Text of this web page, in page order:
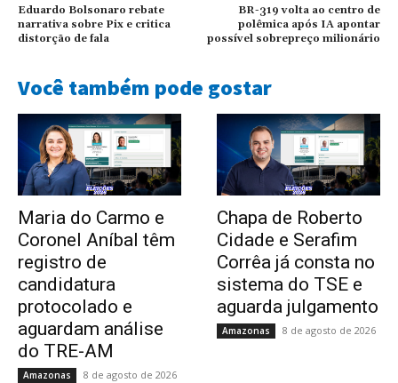
Eduardo Bolsonaro rebate
narrativa sobre Pix e critica
distorção de fala
BR-319 volta ao centro de
polêmica após IA apontar
possível sobrepreço milionário
Você também pode gostar
Maria do Carmo e
Coronel Aníbal têm
registro de
candidatura
protocolado e
aguardam análise
do TRE-AM
Amazonas 8 de agosto de 2026
Chapa de Roberto
Cidade e Serafim
Corrêa já consta no
sistema do TSE e
aguarda julgamento
Amazonas 8 de agosto de 2026